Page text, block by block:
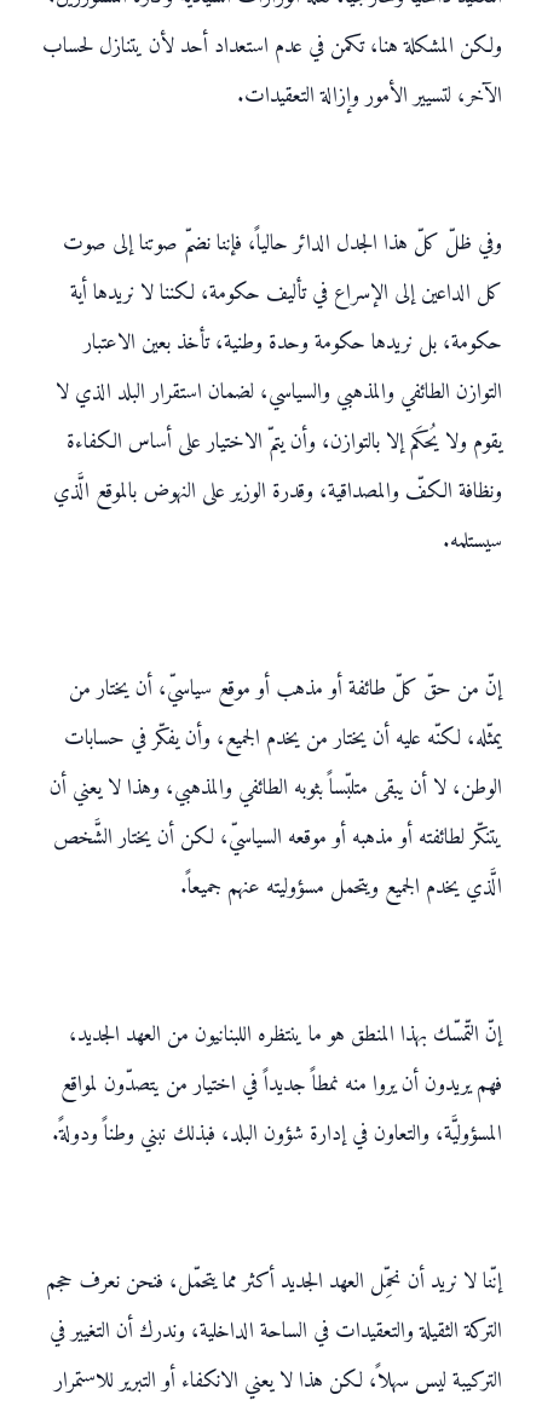
ولكن المشكلة هنا، تكمن في عدم استعداد أحد لأن يتنازل لحساب
الآخر، لتسيير الأمور وإزالة التعقيدات.
وفي ظلّ كلّ هذا الجدل الدائر حالياً، فإننا نضمّ صوتنا إلى صوت
كل الداعين إلى الإسراع في تأليف حكومة، لكننا لا نريدها أية
حكومة، بل نريدها حكومة وحدة وطنية، تأخذ بعين الاعتبار
التوازن الطائفي والمذهبي والسياسي، لضمان استقرار البلد الذي لا
يقوم ولا يُحكَم إلا بالتوازن، وأن يتمّ الاختيار على أساس الكفاءة
ونظافة الكفّ والمصداقية، وقدرة الوزير على النهوض بالموقع الَّذي
سيستلمه.
إنّ من حقّ كلّ طائفة أو مذهب أو موقع سياسيّ، أن يختار من
يمثّله، لكنّه عليه أن يختار من يخدم الجميع، وأن يفكّر في حسابات
الوطن، لا أن يبقى متلبّساً بثوبه الطائفي والمذهبي، وهذا لا يعني أن
يتنكّر لطائفته أو مذهبه أو موقعه السياسيّ، لكن أن يختار الشَّخص
الَّذي يخدم الجميع ويتحمل مسؤوليته عنهم جميعاً.
إنّ التّمسّك بهذا المنطق هو ما ينتظره اللبنانيون من العهد الجديد،
فهم يريدون أن يروا منه نمطاً جديداً في اختيار من يتصدّون لمواقع
المسؤوليَّة، والتعاون في إدارة شؤون البلد، فبذلك نبني وطناً ودولةً.
إنّنا لا نريد أن نحمِّل العهد الجديد أكثر مما يتحمّل، فنحن نعرف حجم
التركة الثقيلة والتعقيدات في الساحة الداخلية، وندرك أن التغيير في
التركيبة ليس سهلاً، لكن هذا لا يعني الانكفاء أو التبرير للاستمرار